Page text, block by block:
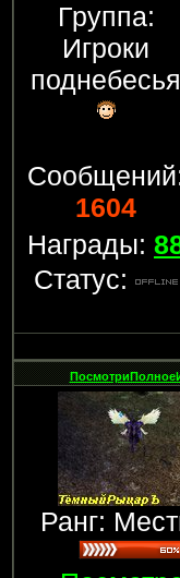
Группа:
Игроки
поднебесья
1604
Награды:
Статус:
Ранг: